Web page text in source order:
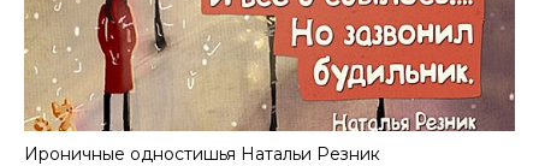
Ироничные одностишья Haтальи Резник